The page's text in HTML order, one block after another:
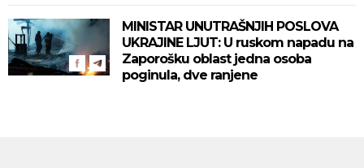
MINISTAR UNUTRAŠNJIH POSLOVA
UKRAJINE LJUT: U ruskom napadu na
Zaporošku oblast jedna osoba
poginula, dve ranjene